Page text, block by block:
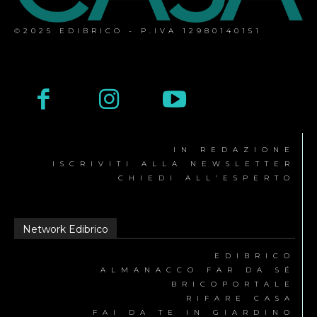
©2025 EDIBRICO - P.IVA 12980140151
IN REDAZIONE
ISCRIVITI ALLA NEWSLETTER
CHIEDI ALL’ESPERTO
Network Edibrico
EDIBRICO
ALMANACCO FAR DA SÉ
BRICOPORTALE
RIFARE CASA
FAI DA TE IN GIARDINO